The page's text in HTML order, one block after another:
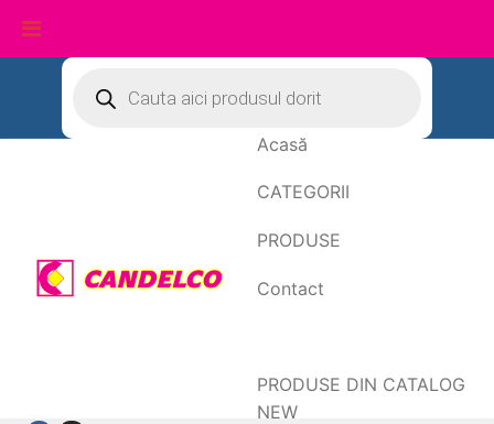
conținut
search
Acasă
CATEGORII
PRODUSE
Contact
PRODUSE DIN CATALOG
NEW